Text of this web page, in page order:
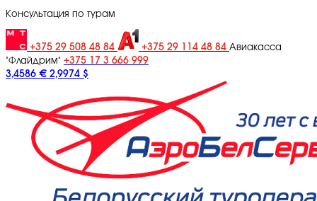
Консультация по турам
+375 29 508 48 84 +375 29 114 48 84 Авиакасса
"Флайдрим" +375 17 3 666 999
3,4586 € 2,9974 $